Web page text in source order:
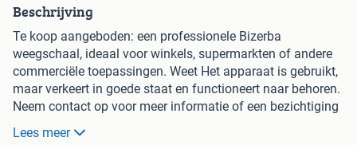
Beschrijving
Te koop aangeboden: een professionele Bizerba
weegschaal, ideaal voor winkels, supermarkten of andere
commerciële toepassingen. Weet Het apparaat is gebruikt,
maar verkeert in goede staat en functioneert naar behoren.
Neem contact op voor meer informatie of een bezichtiging
in Breda.
Lees meer